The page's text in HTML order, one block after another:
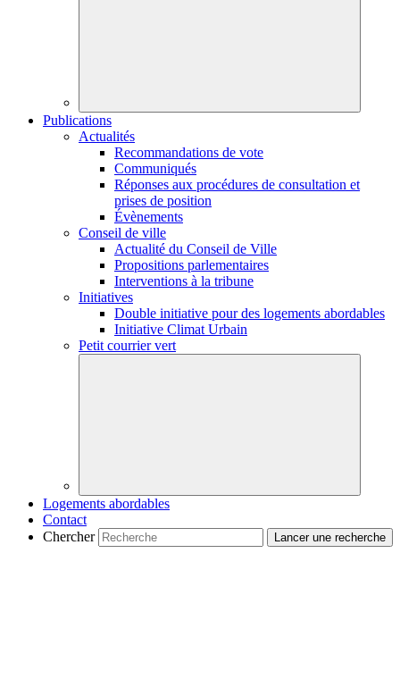
Publications
Actualités
Recommandations de vote
Communiqués
Réponses aux procédures de consultation et
prises de position
Évènements
Conseil de ville
Actualité du Conseil de Ville
Propositions parlementaires
Interventions à la tribune
Initiatives
Double initiative pour des logements abordables
Initiative Climat Urbain
Petit courrier vert
Logements abordables
Contact
Chercher